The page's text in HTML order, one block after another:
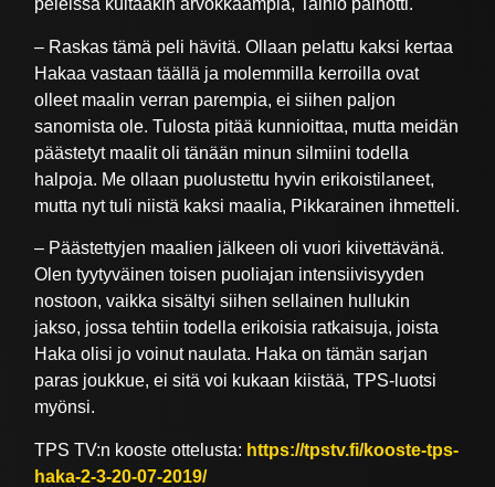
peleissä kultaakin arvokkaampia, Tainio painotti.
– Raskas tämä peli hävitä. Ollaan pelattu kaksi kertaa
Hakaa vastaan täällä ja molemmilla kerroilla ovat
olleet maalin verran parempia, ei siihen paljon
sanomista ole. Tulosta pitää kunnioittaa, mutta meidän
päästetyt maalit oli tänään minun silmiini todella
halpoja. Me ollaan puolustettu hyvin erikoistilaneet,
mutta nyt tuli niistä kaksi maalia, Pikkarainen ihmetteli.
– Päästettyjen maalien jälkeen oli vuori kiivettävänä.
Olen tyytyväinen toisen puoliajan intensiivisyyden
nostoon, vaikka sisältyi siihen sellainen hullukin
jakso, jossa tehtiin todella erikoisia ratkaisuja, joista
Haka olisi jo voinut naulata. Haka on tämän sarjan
paras joukkue, ei sitä voi kukaan kiistää, TPS-luotsi
myönsi.
TPS TV:n kooste ottelusta: https://tpstv.fi/kooste-tps-
haka-2-3-20-07-2019/